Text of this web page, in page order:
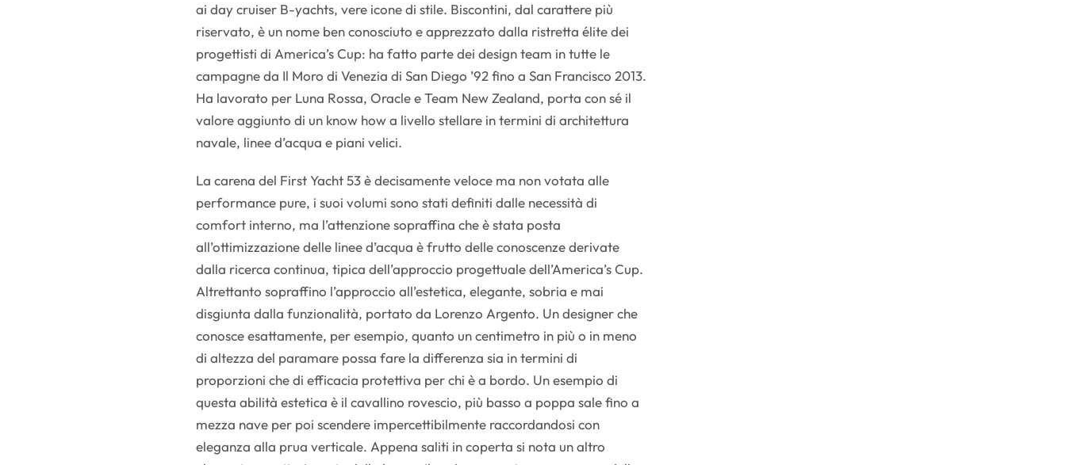
ai day cruiser B-yachts, vere icone di stile. Biscontini, dal carattere più
riservato, è un nome ben conosciuto e apprezzato dalla ristretta élite dei
progettisti di America’s Cup: ha fatto parte dei design team in tutte le
campagne da Il Moro di Venezia di San Diego ’92 fino a San Francisco 2013.
Ha lavorato per Luna Rossa, Oracle e Team New Zealand, porta con sé il
valore aggiunto di un know how a livello stellare in termini di architettura
navale, linee d’acqua e piani velici.
La carena del First Yacht 53 è decisamente veloce ma non votata alle
performance pure, i suoi volumi sono stati definiti dalle necessità di
comfort interno, ma l’attenzione sopraffina che è stata posta
all’ottimizzazione delle linee d’acqua è frutto delle conoscenze derivate
dalla ricerca continua, tipica dell’approccio progettuale dell’America’s Cup.
Altrettanto sopraffino l’approccio all’estetica, elegante, sobria e mai
disgiunta dalla funzionalità, portato da Lorenzo Argento. Un designer che
conosce esattamente, per esempio, quanto un centimetro in più o in meno
di altezza del paramare possa fare la differenza sia in termini di
proporzioni che di efficacia protettiva per chi è a bordo. Un esempio di
questa abilità estetica è il cavallino rovescio, più basso a poppa sale fino a
mezza nave per poi scendere impercettibilmente raccordandosi con
eleganza alla prua verticale. Appena saliti in coperta si nota un altro